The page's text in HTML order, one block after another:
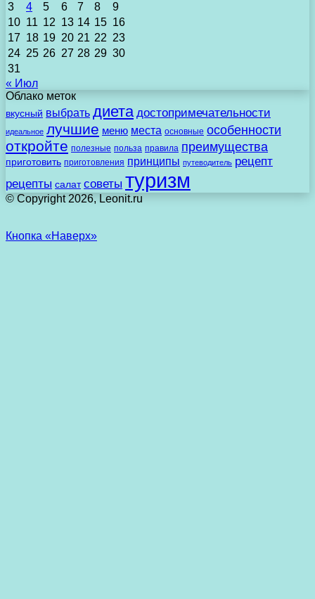
3
4 5 6 7 8
9
10 11 12 13 14 15 16
17 18 19 20 21 22 23
24 25 26 27 28 29 30
31
« Июл
Облако меток
вкусный выбрать диета достопримечательности
идеальное лучшие меню места основные особенности
откройте полезные польза правила преимущества
приготовить приготовления принципы путеводитель рецепт
рецепты салат советы туризм
© Copyright 2026, Leonit.ru
Кнопка «Наверх»